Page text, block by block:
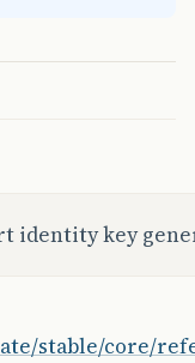
identity key
stable/core/